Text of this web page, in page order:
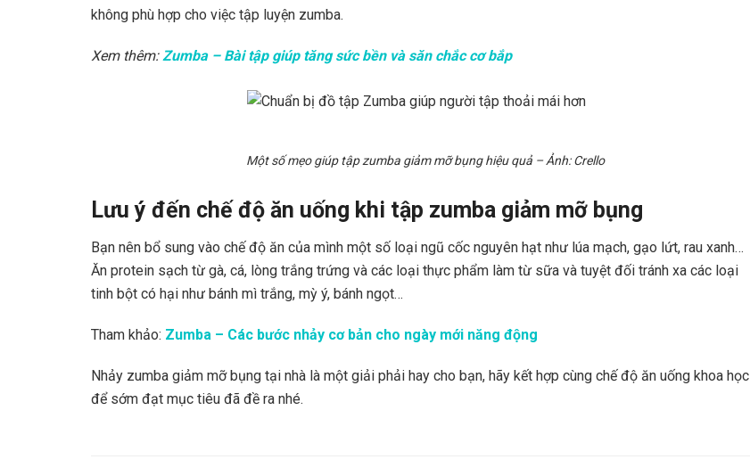
không phù hợp cho việc tập luyện zumba.
Xem thêm: Zumba – Bài tập giúp tăng sức bền và săn chắc cơ bắp
Một số mẹo giúp tập zumba giảm mỡ bụng hiệu quả – Ảnh: Crello
Lưu ý đến chế độ ăn uống khi tập zumba giảm mỡ bụng
Bạn nên bổ sung vào chế độ ăn của mình một số loại ngũ cốc nguyên hạt như lúa mạch, gạo lứt, rau xanh…
Ăn protein sạch từ gà, cá, lòng trắng trứng và các loại thực phẩm làm từ sữa và tuyệt đối tránh xa các loại
tinh bột có hại như bánh mì trắng, mỳ ý, bánh ngọt…
Tham khảo: Zumba – Các bước nhảy cơ bản cho ngày mới năng động
Nhảy zumba giảm mỡ bụng tại nhà là một giải phải hay cho bạn, hãy kết hợp cùng chế độ ăn uống khoa học
để sớm đạt mục tiêu đã đề ra nhé.